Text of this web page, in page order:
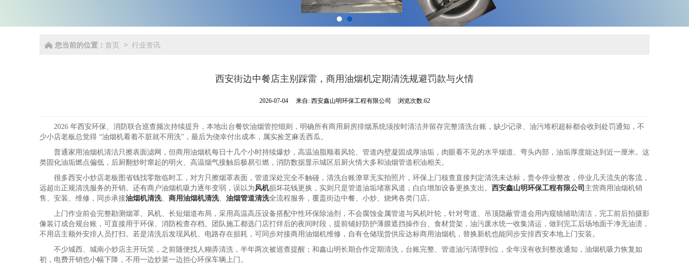
您当前的位置： 首页 > 行业资讯
西安街边中餐店主别踩雷，商用油烟机定期清洗规避罚款与火情
2026-07-04 来自: 西安鑫山明环保工程有限公司 浏览次数:62
2026 年西安环保、消防联合巡查频次持续提升，本地出台餐饮油烟管控细则，明确所有商用厨房排烟系统须按时清洁并留存完整清洗台账，缺少记录、油污堆积超标都会收到处罚通知，不
少小店老板总觉得 “油烟机看着不脏就不用洗”，最后为侥幸付出成本，属实捡芝麻丢西瓜。
普通家用油烟机清洁只擦表面滤网，但商用油烟机每日十几个小时持续爆炒，高温油脂顺着风轮、管道内壁凝固成厚油垢，肉眼看不见的水平烟道、弯头内部，油垢厚度能达到近一厘米。这
类固化油垢燃点偏低，后厨翻炒时窜起的明火、高温烟气接触后极易引燃，消防数据显示城区后厨火情大多和油烟管道积油相关。
很多西安小炒店老板图省钱找零散临时工，对方只擦烟罩表面，管道深处完全不触碰，清洗台账潦草无实拍照片，环保上门核查直接判定清洗未达标，责令停业整改，停业几天流失的客流，
远超出正规清洗服务的开销。还有商户油烟机吸力逐年变弱，误以为风机损坏花钱更换，实则只是管道油垢堵塞风道，白白增加设备更换支出。 西安鑫山明环保工程有限公司 主营商用油烟机销
售、安装、维修，同步承接油烟机清洗、 商用油烟机清洗、 油烟管道清洗全流程服务，覆盖街边中餐、小炒、烧烤各类门店。
上门作业前会完整勘测烟罩、风机、长短烟道布局，采用高温高压设备搭配中性环保除油剂，不会腐蚀金属管道与风机叶轮，针对弯道、吊顶隐蔽管道会用内窥镜辅助清洁，完工前后拍摄影
像装订成合规台账，可直接用于环保、消防检查存档。团队施工都选门店打烊后的夜间时段，提前铺好防护薄膜遮挡操作台、食材货架，油污废水统一收集清运，做到完工后场地面干净无油渍，
不用店主额外安排人员打扫。若是清洗后发现风机、电路存在损耗，可同步对接商用油烟机维修，自有仓储现货供应达标商用油烟机，替换新机也能同步安排西安本地上门安装。
不少城西、城南小炒店主开玩笑，之前随便找人糊弄清洗，半年两次被巡查提醒；和鑫山明长期合作定期清洗，台账完整、管道油污清理到位，全年没有收到整改通知，油烟机吸力恢复如
初，电费开销也小幅下降，不用一边炒菜一边担心环保车辆上门。